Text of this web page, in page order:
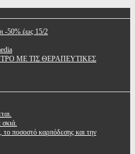
-50% έως 15/2
ΜΕ ΤΙΣ ΘΕΡΑΠΕΥΤΙΚΕΣ
ποσοστό καρπόδεσης και την